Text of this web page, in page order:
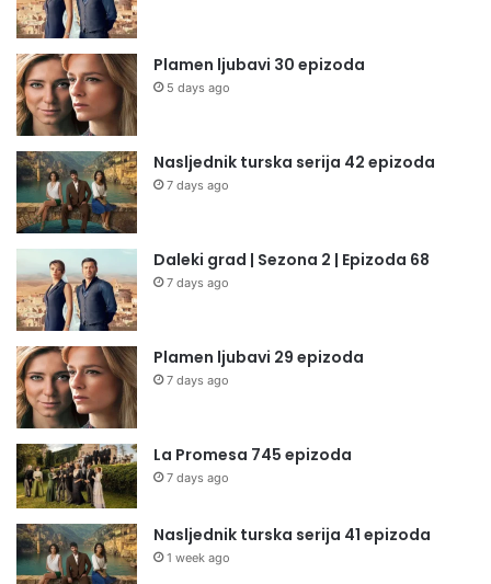
Plamen ljubavi 30 epizoda
5 days ago
Nasljednik turska serija 42 epizoda
7 days ago
Daleki grad | Sezona 2 | Epizoda 68
7 days ago
Plamen ljubavi 29 epizoda
7 days ago
La Promesa 745 epizoda
7 days ago
Nasljednik turska serija 41 epizoda
1 week ago